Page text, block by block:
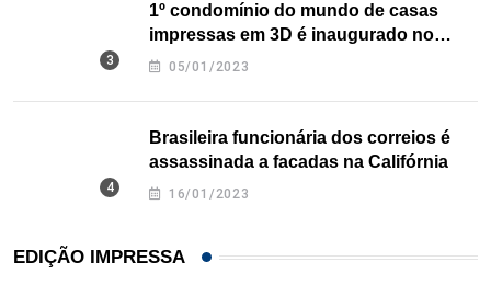
1º condomínio do mundo de casas
impressas em 3D é inaugurado no
Texas
05/01/2023
Brasileira funcionária dos correios é
assassinada a facadas na Califórnia
16/01/2023
EDIÇÃO IMPRESSA